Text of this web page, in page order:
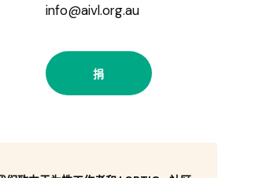
info@aivl.org.au
捐